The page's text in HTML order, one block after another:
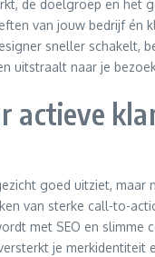
de doelgroep en het
van jouw bedrijf
sneller
uitstraalt naar je
actieve
goed uitziet,
van sterke call-to-
met SEO en
je merkidentiteit